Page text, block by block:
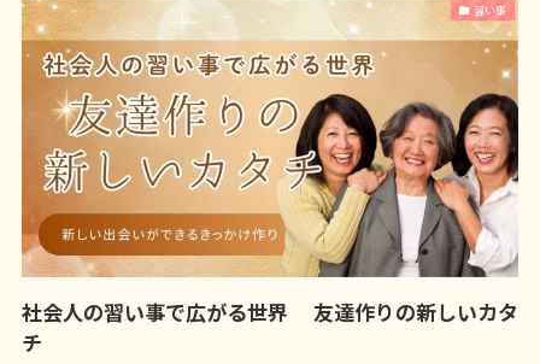
習い事
社会人の習い事で広がる世界 友達作りの新しいカタ
チ